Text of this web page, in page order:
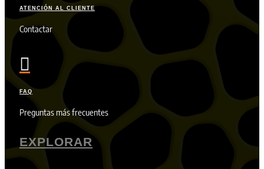
ATENCIÓN AL CLIENTE
Contactar

FAQ
Preguntas más frecuentes
EXPLORAR